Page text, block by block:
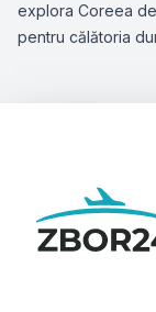
explora Coreea
pentru călătoria